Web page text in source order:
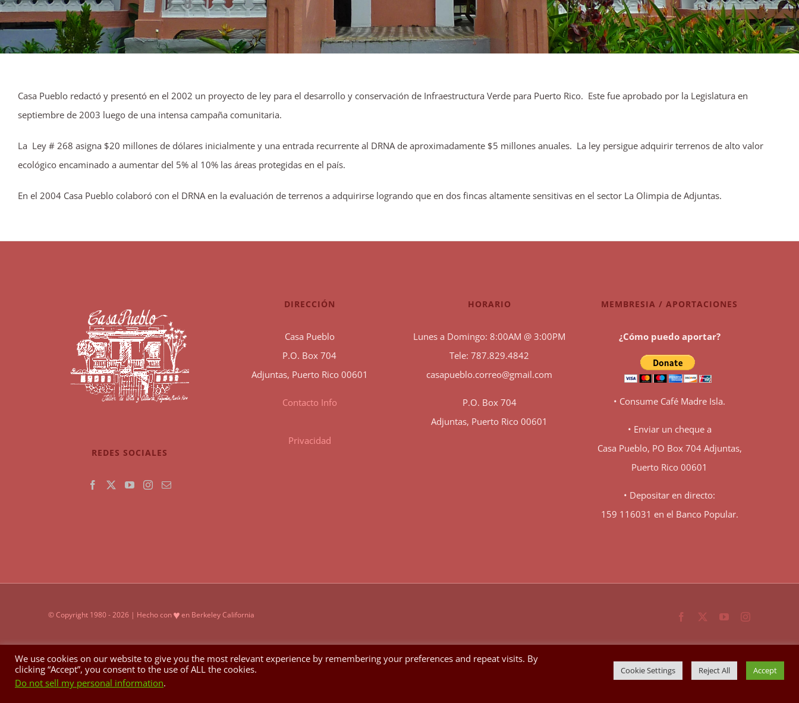
Casa Pueblo redactó y presentó en el 2002 un proyecto de ley para el desarrollo y conservación de Infraestructura Verde para Puerto Rico. Este fue aprobado por la Legislatura en
septiembre de 2003 luego de una intensa campaña comunitaria.
La Ley # 268 asigna $20 millones de dólares inicialmente y una entrada recurrente al DRNA de aproximadamente $5 millones anuales. La ley persigue adquirir terrenos de alto valor
ecológico encaminado a aumentar del 5% al 10% las áreas protegidas en el país.
En el 2004 Casa Pueblo colaboró con el DRNA en la evaluación de terrenos a adquirirse logrando que en dos fincas altamente sensitivas en el sector La Olimpia de Adjuntas.
REDES SOCIALES
DIRECCIÓN
Casa Pueblo
P.O. Box 704
Adjuntas, Puerto Rico 00601
Contacto Info
Privacidad
HORARIO
Lunes a Domingo: 8:00AM @ 3:00PM
Tele: 787.829.4842
casapueblo.correo@gmail.com
P.O. Box 704
Adjuntas, Puerto Rico 00601
MEMBRESIA / APORTACIONES
¿Cómo puedo aportar?
• Consume Café Madre Isla.
• Enviar un cheque a
Casa Pueblo, PO Box 704 Adjuntas,
Puerto Rico 00601
• Depositar en directo:
159 116031 en el Banco Popular.
© Copyright 1980 -2026 | Hecho con♥en Berkeley California Facebook YouTubeInstagram
We use cookies on our website to give you the most relevant experience by remembering your preferences and repeat visits. By
clicking “Accept”, you consent to the use of ALL the cookies.
Do not sell my personal information.
Cookie Settings Reject All Accept